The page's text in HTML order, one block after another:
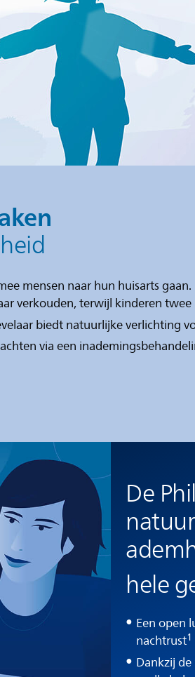
mensen naar hun huisarts gaan.
verkouden, terwijl kinderen twee
biedt natuurlijke verlichting
via een
De
hele
Een open
nachtrust1
Dankzij